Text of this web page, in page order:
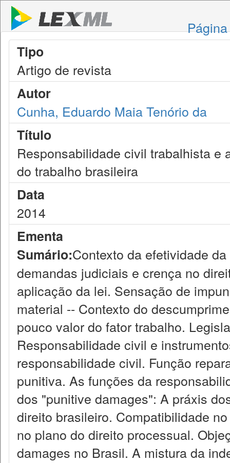
Tipo
Artigo de revista
Autor
Cunha, Eduardo Maia Tenório da
Título
Responsabilidade civil trabalhista e
do trabalho brasileira
Data
2014
Ementa
Sumário:Contexto da efetividade
demandas judiciais e crença no
aplicação da lei. Sensação de
material -- Contexto do
pouco valor do fator trabalho.
Responsabilidade civil e
responsabilidade civil. Função
punitiva. As funções da
dos "punitive damages": A práxis
direito brasileiro. Compatibilidade
no plano do direito processual.
damages no Brasil. A mistura da